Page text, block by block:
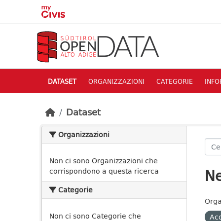
Skip to main content
DATASET ORGANIZZAZIONI CATEGORIE
Dataset
Organizzazioni
Non ci sono Organizzazioni che
corrispondono a questa ricerca
Categorie
Non ci sono Categorie che